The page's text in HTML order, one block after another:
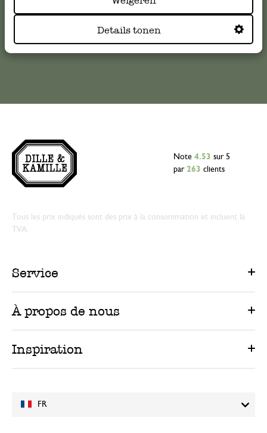
Details tonen
serviceclientele@dille-kamille.com
Service client en ligne
FR
Note 4.53 sur 5
par 263 clients
Tous les prix indiqués sont des prix à la consommation et incluent la
TVA.
Service
À propos de nous
Inspiration